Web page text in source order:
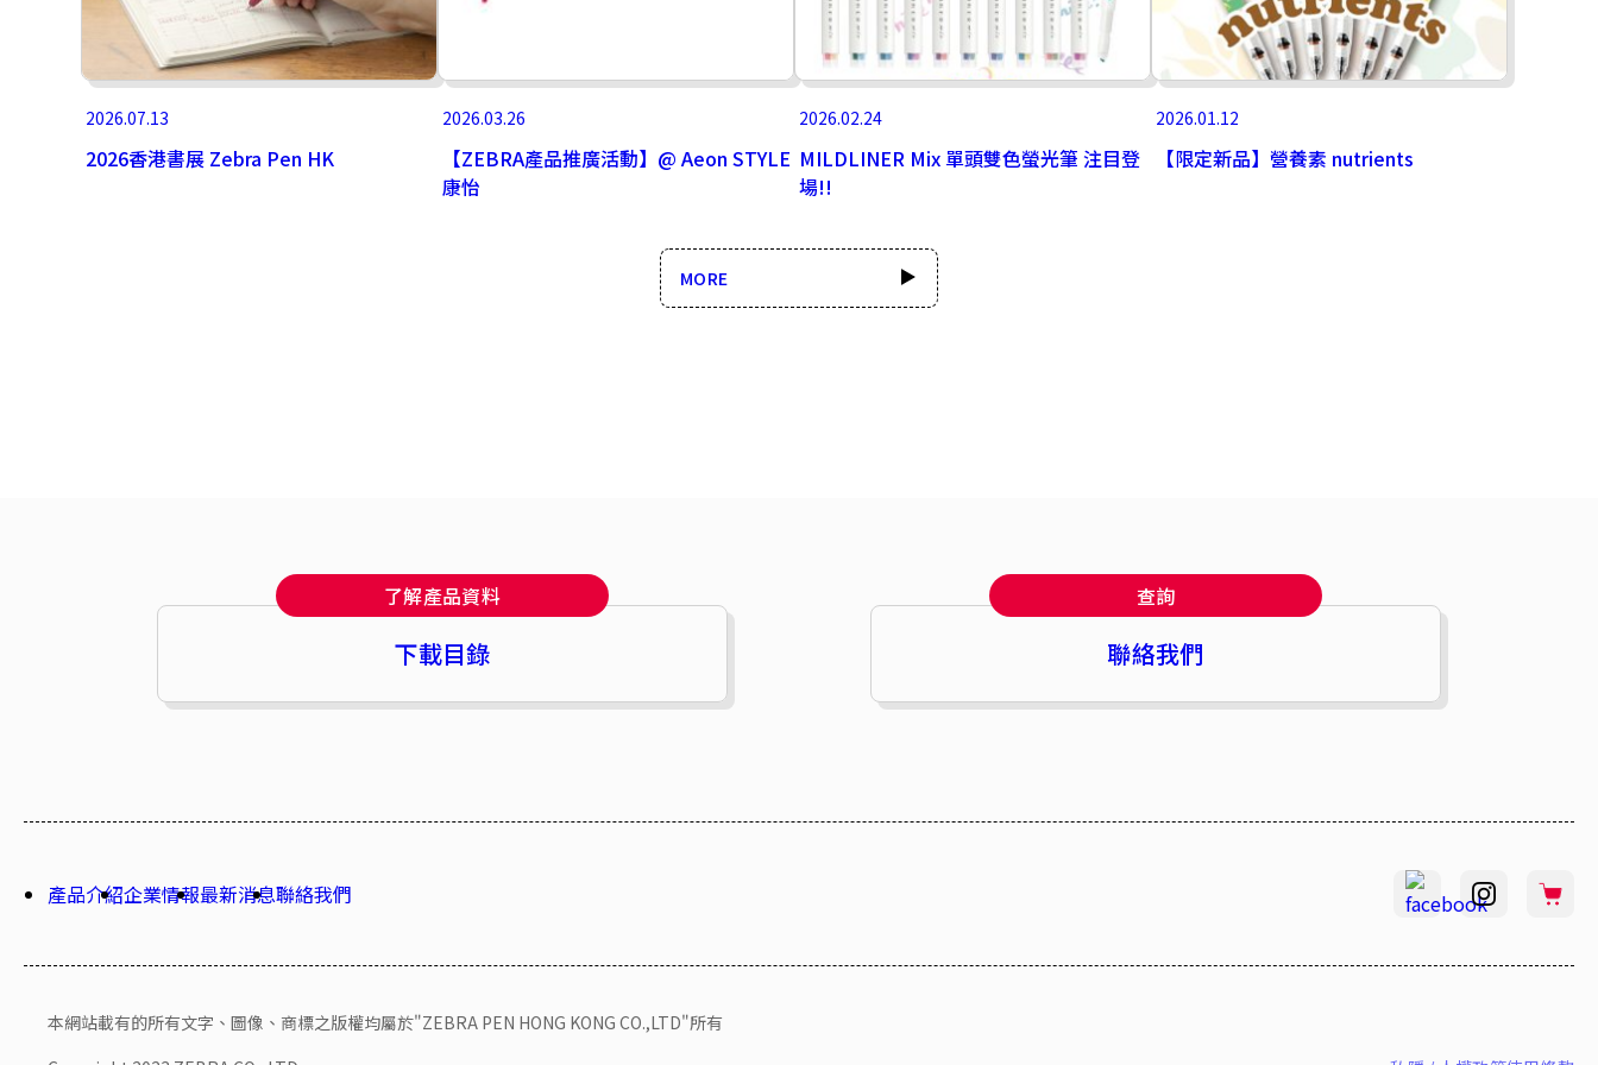
2026.07.13
2026香港書展 Zebra Pen HK
2026.03.26
【ZEBRA產品推廣活動】@ Aeon STYLE
康怡
2026.02.24
MILDLINER Mix 單頭雙色螢光筆 注目登
場!!
2026.01.12
【限定新品】營養素 nutrients
MORE
了解產品資料
下載目錄
查詢
聯絡我們
產品介紹企業情報最新消息聯絡我們
本網站載有的所有文字、圖像、商標之版權均屬於"ZEBRA PEN HONG KONG CO.,LTD"所有